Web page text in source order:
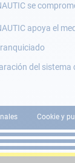
se
apoya el
del sistema
Cookie y